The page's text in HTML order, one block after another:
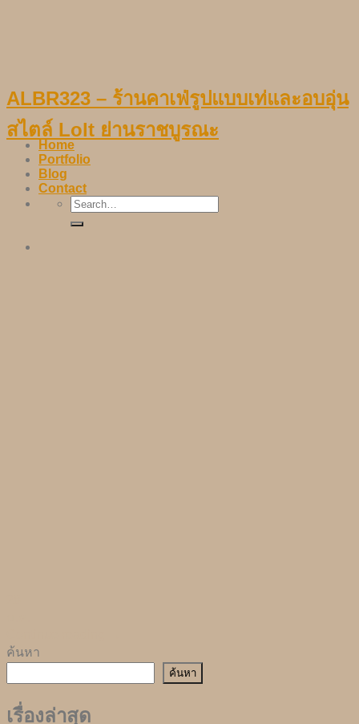
Home
Portfolio
Blog
Contact
ALBR323 – ร้านคาเฟ่รูปแบบเท่และอบอุ่น
สไตล์ Lolt ย่านราชบูรณะ
ค้นหา
ค้นหา
เรื่องล่าสุด